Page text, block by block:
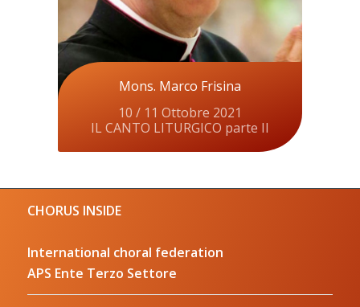
Mons. Marco Frisina
10 / 11 Ottobre 2021
IL CANTO LITURGICO parte II
CHORUS INSIDE
International choral federation
APS Ente Terzo Settore